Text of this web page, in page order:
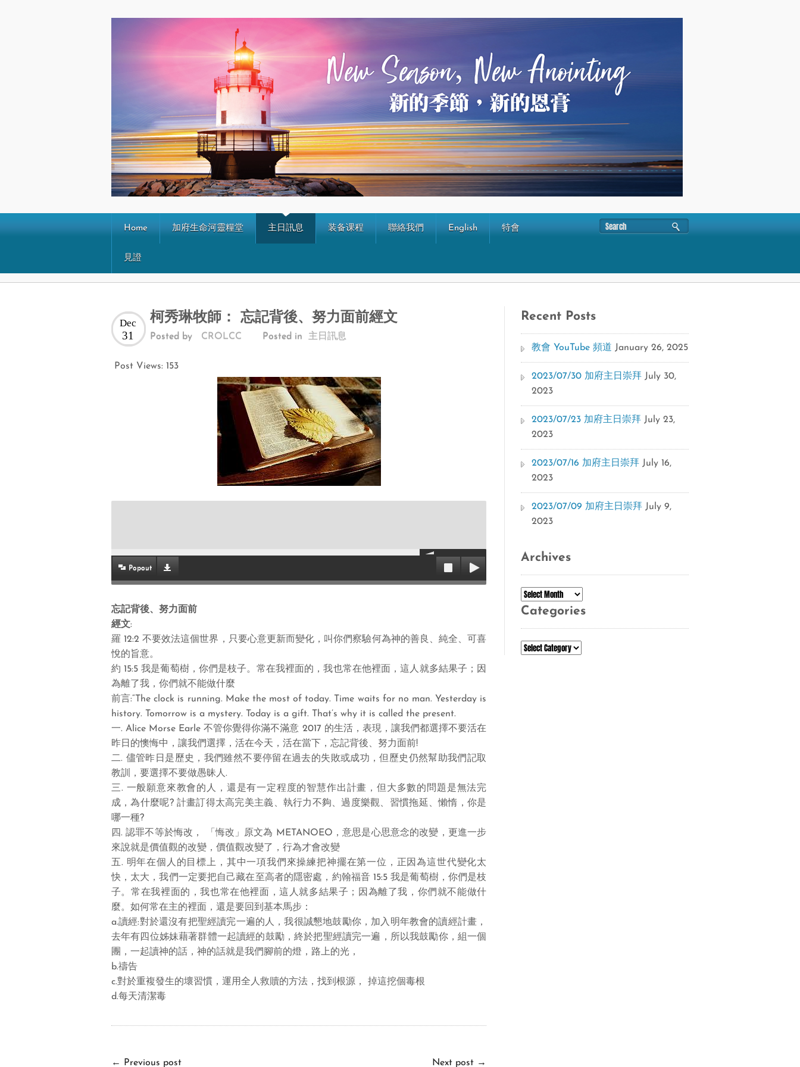
Home 加府生命河靈糧堂 主日訊息 装备课程 聯絡我們 English 特會
見證
柯秀琳牧師： 忘記背後、努力面前經文
Dec
31 Posted by CROLCC Posted in 主日訊息
Post Views: 153
Popout
忘記背後、努力面前
經文:
羅 12:2 不要效法這個世界，只要心意更新而變化，叫你們察驗何為神的善良、純全、可喜
悅的旨意。
約 15:5 我是葡萄樹，你們是枝子。常在我裡面的，我也常在他裡面，這人就多結果子；因
為離了我，你們就不能做什麼
前言:“The clock is running. Make the most of today. Time waits for no man. Yesterday is
history. Tomorrow is a mystery. Today is a gift. That’s why it is called the present.
一. Alice Morse Earle 不管你覺得你滿不滿意 2017 的生活，表現，讓我們都選擇不要活在
昨日的懊悔中，讓我們選擇，活在今天，活在當下，忘記背後、努力面前!
二. 儘管昨日是歷史，我們雖然不要停留在過去的失敗或成功，但歷史仍然幫助我們記取
教訓，要選擇不要做愚昧人.
三. 一般願意來教會的人，還是有一定程度的智慧作出計畫，但大多數的問題是無法完
成，為什麼呢? 計畫訂得太高完美主義、執行力不夠、過度樂觀、習慣拖延、懶惰，你是
哪一種?
四. 認罪不等於悔改， 「悔改」原文為 METANOEO，意思是心思意念的改變，更進一步
來說就是價值觀的改變，價值觀改變了，行為才會改變
五. 明年在個人的目標上，其中一項我們來操練把神擺在第一位，正因為這世代變化太
快，太大，我們一定要把自己藏在至高者的隱密處，約翰福音 15:5 我是葡萄樹，你們是枝
子。常在我裡面的，我也常在他裡面，這人就多結果子；因為離了我，你們就不能做什
麼。如何常在主的裡面，還是要回到基本馬步：
a.讀經:對於還沒有把聖經讀完一遍的人，我很誠懇地鼓勵你，加入明年教會的讀經計畫，
去年有四位姊妹藉著群體一起讀經的鼓勵，終於把聖經讀完一遍，所以我鼓勵你，組一個
團，一起讀神的話，神的話就是我們腳前的燈，路上的光，
b.禱告
c.對於重複發生的壞習慣，運用全人救贖的方法，找到根源， 掉這挖個毒根
d.每天清潔毒
← Previous post Next post →
Recent Posts
教會 YouTube 頻道 January 26, 2025
2023/07/30 加府主日崇拜 July 30,
2023
2023/07/23 加府主日崇拜 July 23,
2023
2023/07/16 加府主日崇拜 July 16,
2023
2023/07/09 加府主日崇拜 July 9,
2023
Archives
Archives
Categories
Categories